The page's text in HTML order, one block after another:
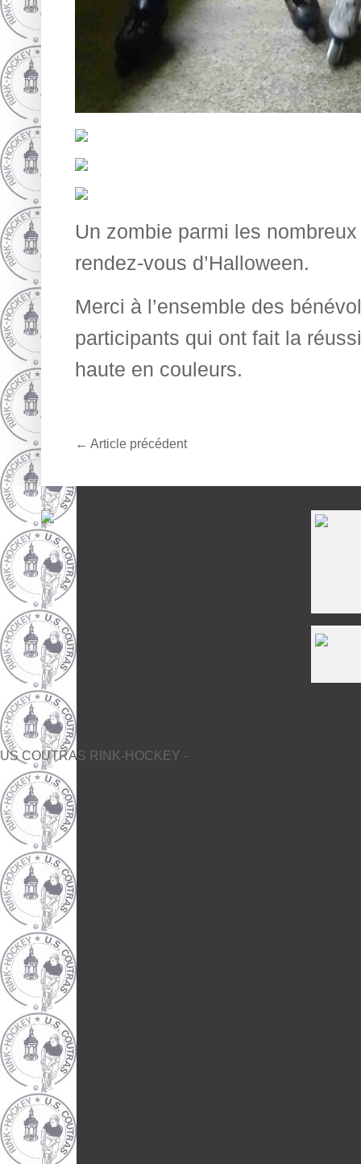
Un zombie parmi les
rendez-vous d’Halloween.
Merci à l’ensemble des
participants qui ont fait la
haute en couleurs.
← Article précédent
US COUTRAS RINK-HOCKEY -